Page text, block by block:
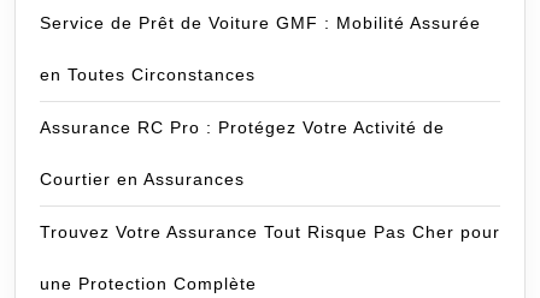
Service de Prêt de Voiture GMF : Mobilité Assurée
en Toutes Circonstances
Assurance RC Pro : Protégez Votre Activité de
Courtier en Assurances
Trouvez Votre Assurance Tout Risque Pas Cher pour
une Protection Complète